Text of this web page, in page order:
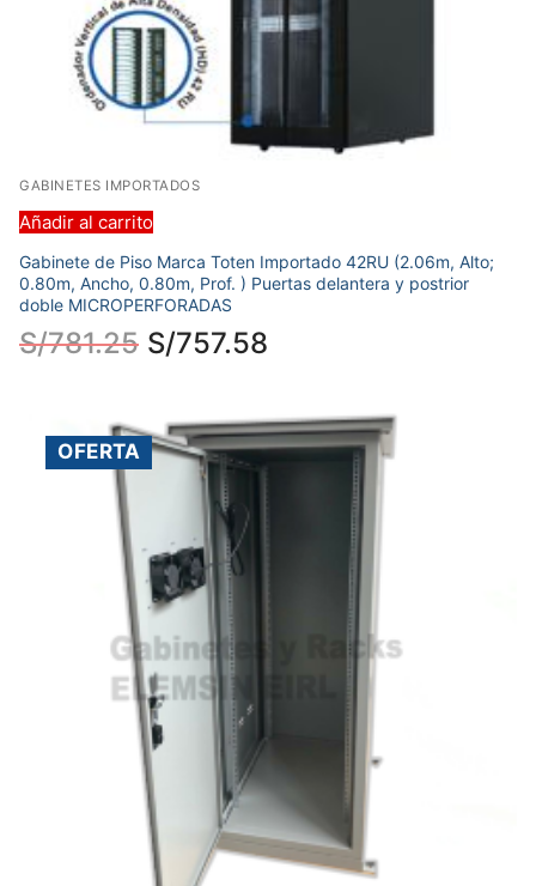
GABINETES IMPORTADOS
Añadir al carrito
Gabinete de Piso Marca Toten Importado 42RU (2.06m, Alto;
0.80m, Ancho, 0.80m, Prof. ) Puertas delantera y postrior
doble MICROPERFORADAS
S/781.25 S/757.58
OFERTA